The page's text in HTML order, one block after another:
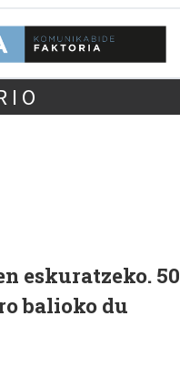
eskuratzeko. 50
balioko du